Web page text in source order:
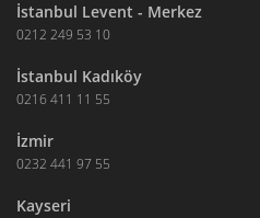
İstanbul Levent - Merkez
0212 249 53 10
İstanbul Kadıköy
0216 411 11 55
İzmir
0232 441 97 55
Kayseri